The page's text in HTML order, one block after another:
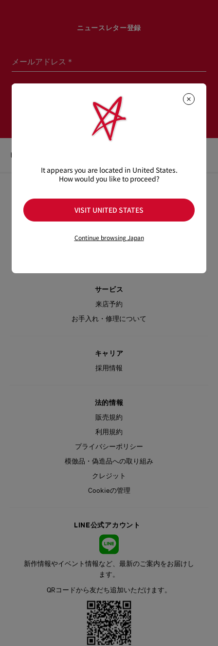
ニュースレター登録
メールアドレス＊
登録する
ビューティ
お問い合わせ
ブティック
サービス
来店予約
お手入れ・修理について
キャリア
採用情報
法的情報
販売規約
利用規約
プライバシーポリシー
模倣品・偽造品への取り組み
クレジット
Cookieの管理
LINE公式アカウント
新作情報やイベント情報など、最新のご案内をお届けし
ます。
QRコードから友だち追加いただけます。
It appears you are located in United States.
How would you like to proceed?
VISIT UNITED STATES
Continue browsing Japan